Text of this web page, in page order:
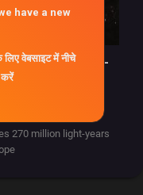
million light-
270 million light-years
have a new
वेबसाइट में नीचे
करें